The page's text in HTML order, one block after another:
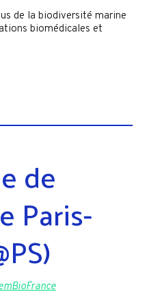
de la biodiversité marine
biomédicales et
de
Paris-